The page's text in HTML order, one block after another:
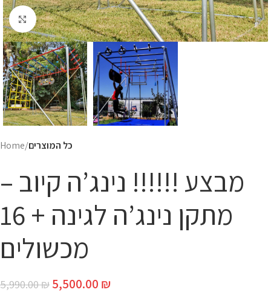
Click to enlarge
Home כל המוצרים
מבצע !!!!!! נינג’ה קיוב –
מתקן נינג’ה לגינה + 16
מכשולים
5,990.00₪ 5,500.00 ₪